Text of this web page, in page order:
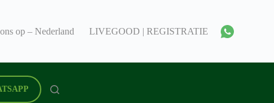
op – Nederland LIVEGOOD | REGISTRATIE | LIVE GOOD